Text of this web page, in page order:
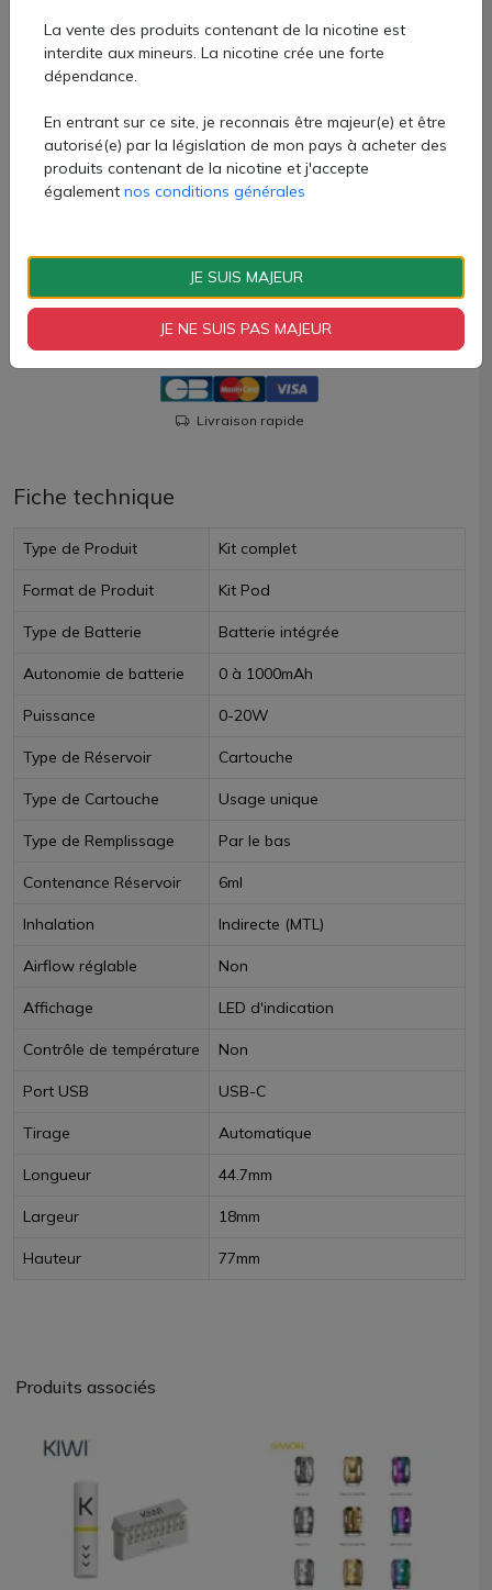
Ce kit Eco Nano Vaporesso contient :
1 cartouche de 0.8ohm
1 manuel d'utilisation
Attention, le câble USB-C n'est pas fourni
10,70 €
Quantité
AJOUTER À MON PANIER
Livraison rapide
Fiche technique
Type de Produit Kit complet
Format de Produit Kit Pod
Type de Batterie Batterie intégrée
Autonomie de batterie 0 à 1000mAh
Puissance 0-20W
Type de Réservoir Cartouche
Type de Cartouche Usage unique
Type de Remplissage Par le bas
Contenance Réservoir 6ml
Inhalation Indirecte (MTL)
Airflow réglable Non
Affichage LED d'indication
Contrôle de température Non
Port USB USB-C
Tirage Automatique
Longueur 44.7mm
Largeur 18mm
Hauteur 77mm
Produits associés
La vente des produits contenant de la nicotine est
interdite aux mineurs. La nicotine crée une forte
dépendance.
En entrant sur ce site, je reconnais être majeur(e) et être
autorisé(e) par la législation de mon pays à acheter des
produits contenant de la nicotine et j'accepte
également nos conditions générales
JE SUIS MAJEUR
JE NE SUIS PAS MAJEUR